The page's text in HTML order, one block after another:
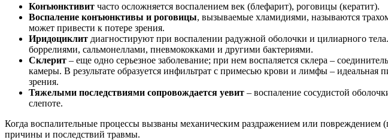
Конъюнктивит часто осложняется воспалением век (блефарит), роговицы (кератит).
Воспаление конъюнктивы и роговицы, вызываемые хламидиями, называются
может привести к потере зрения.
Иридоциклит диагностируют при воспалении радужной оболочки и цилиарного
боррелиями, сальмонеллами, пневмококками и другими бактериями.
Склерит – еще одно серьезное заболевание; при нем воспаляется склера –
камеры. В результате образуется инфильтрат с примесью крови и лимфы –
зрения.
Тяжелыми последствиями сопровождается уевит – воспаление сосудистой
слепоте.
Когда воспалительные процессы вызваны механическим раздражением или повреждением
причины и последствий травмы.